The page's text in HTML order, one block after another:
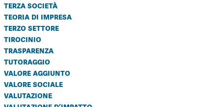
terza società
teoria di impresa
terzo settore
tirocinio
trasparenza
tutoraggio
valore aggiunto
valore sociale
valutazione